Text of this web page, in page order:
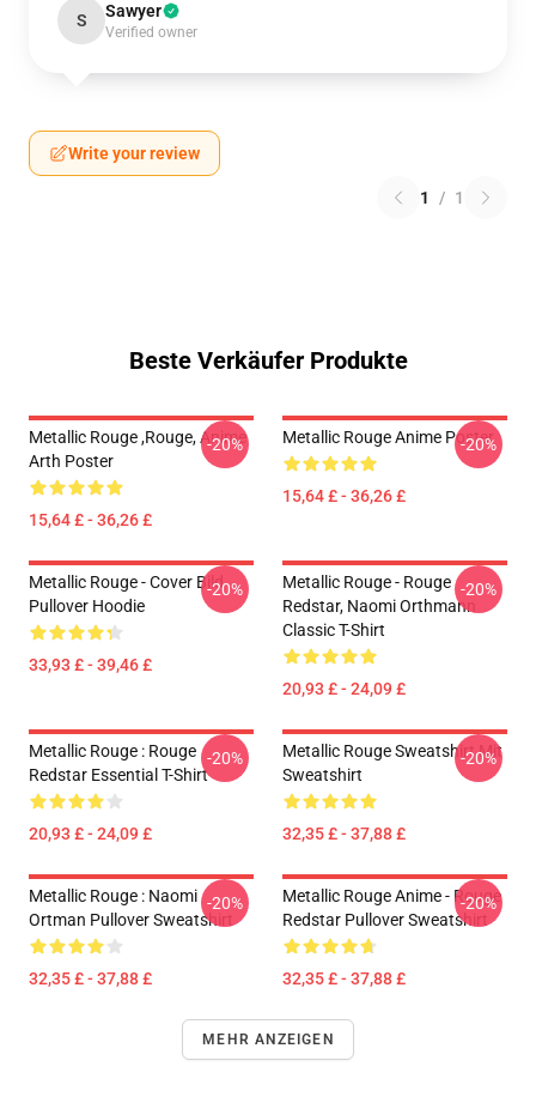
S Sawyer
Verified owner
Write your review
1 / 1
Beste Verkäufer Produkte
Metallic Rouge ,rouge, Anime
Arth Poster
15,64 £ - 36,26 £
-20% Metallic Rouge Anime Poster
15,64 £ - 36,26 £
-20%
Metallic Rouge - Cover Bild
Pullover Hoodie
33,93 £ - 39,46 £
-20%
Metallic Rouge - Rouge
Redstar, Naomi Orthmann
Classic T-Shirt
20,93 £ - 24,09 £
-20%
Metallic Rouge : Rouge
Redstar Essential T-Shirt
20,93 £ - 24,09 £
-20%
Metallic Rouge Sweatshirt Mit
Sweatshirt
32,35 £ - 37,88 £
-20%
Metallic Rouge : Naomi
Ortman Pullover Sweatshirt
32,35 £ - 37,88 £
-20%
Metallic Rouge Anime - Rouge
Redstar Pullover Sweatshirt
32,35 £ - 37,88 £
-20%
MEHR ANZEIGEN